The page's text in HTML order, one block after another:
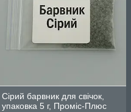
Сірий барвник для свічок,
упаковка 5 г, Проміс-Плюс